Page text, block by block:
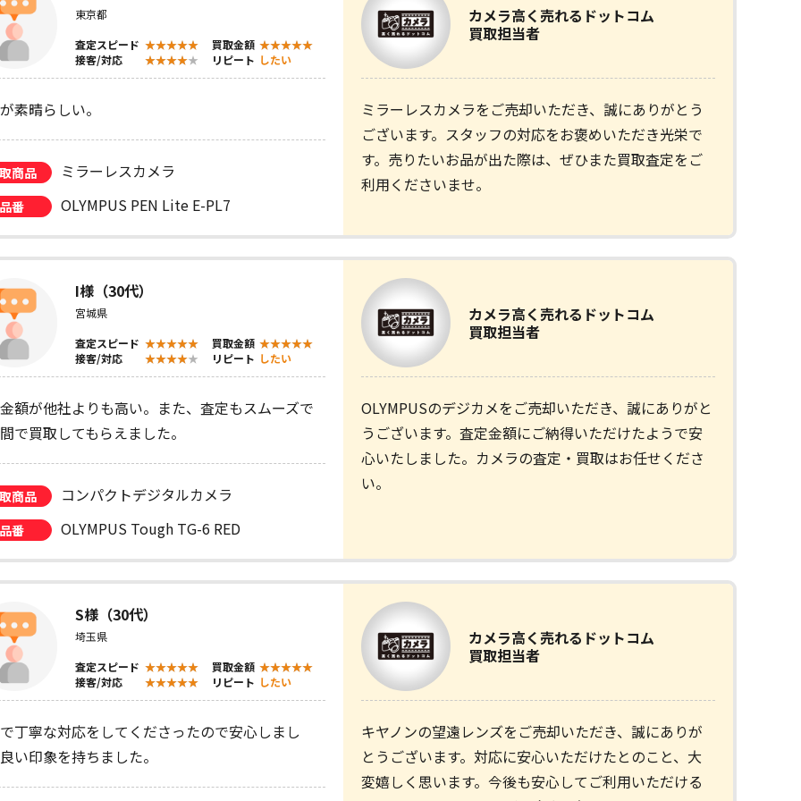
東京都
査定スピード
買取金額
接客/対応
リピート したい
素晴らしい。
商品 ミラーレスカメラ
品番 OLYMPUS PEN Lite E-PL7
カメラ高く売れるドットコム
買取担当者
ミラーレスカメラをご売却いただき、誠にありがとう
ございます。スタッフの対応をお褒めいただき光栄で
す。売りたいお品が出た際は、ぜひまた買取査定をご
利用くださいませ。
I様（30代）
宮城県
査定スピード
買取金額
接客/対応
リピート したい
額が他社よりも高い。また、査定もスムーズで
で買取してもらえました。
商品 コンパクトデジタルカメラ
品番 OLYMPUS Tough TG-6 RED
カメラ高く売れるドットコム
買取担当者
OLYMPUSのデジカメをご売却いただき、誠にありがと
うございます。査定金額にご納得いただけたようで安
心いたしました。カメラの査定・買取はお任せくださ
い。
S様（30代）
埼玉県
査定スピード
買取金額
接客/対応
リピート したい
丁寧な対応をしてくださったので安心しまし
い印象を持ちました。
カメラ高く売れるドットコム
買取担当者
キヤノンの望遠レンズをご売却いただき、誠にありが
とうございます。対応に安心いただけたとのこと、大
変嬉しく思います。今後も安心してご利用いただける